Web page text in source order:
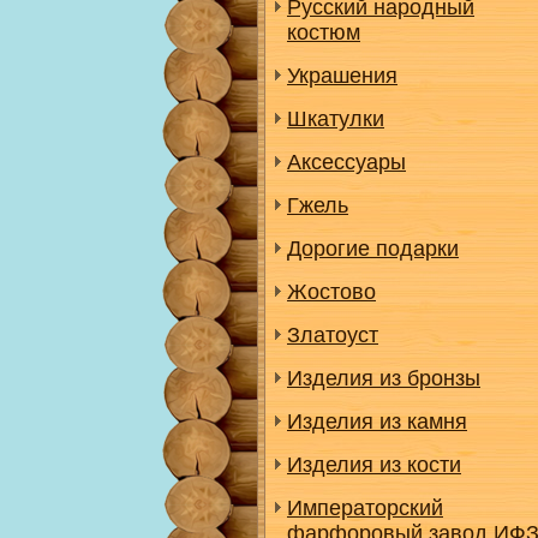
Русский народный
костюм
Украшения
Шкатулки
Аксессуары
Гжель
Дорогие подарки
Жостово
Златоуст
Изделия из бронзы
Изделия из камня
Изделия из кости
Императорский
фарфоровый завод ИФЗ